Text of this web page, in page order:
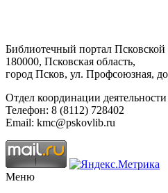
Библиотечный портал Псковской
180000, Псковская область,
город Псков, ул. Профсоюзная,
Отдел координации
Телефон: 8 (8112) 728402
Email: kmc@pskovlib.ru
Меню